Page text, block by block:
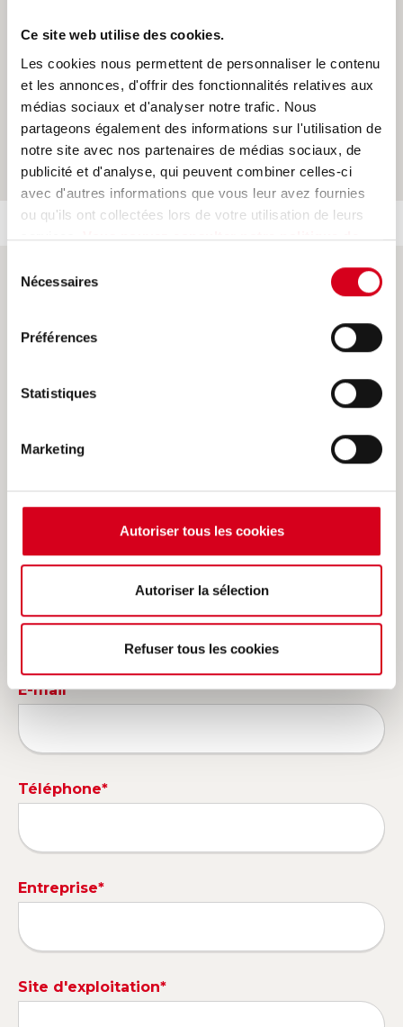
Ce site web utilise des cookies.
Les cookies nous permettent de personnaliser le contenu
et les annonces, d'offrir des fonctionnalités relatives aux
médias sociaux et d'analyser notre trafic. Nous
partageons également des informations sur l'utilisation de
notre site avec nos partenaires de médias sociaux, de
publicité et d'analyse, qui peuvent combiner celles-ci
avec d'autres informations que vous leur avez fournies
ou qu'ils ont collectées lors de votre utilisation de leurs
services.Vous pouvez consulter notre politique de
Nécessaires
Préférences
Statistiques
Marketing
Autoriser tous les cookies
Autoriser la sélection
Refuser tous les cookies
LIRE LA SUITE
Nom*
E-mail*
Téléphone*
Entreprise*
Site d'exploitation*